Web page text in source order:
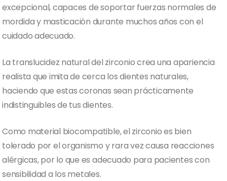
excepcional, capaces de soportar fuerzas normales de
mordida y masticación durante muchos años con el
cuidado adecuado.
La translucidez natural del zirconio crea una apariencia
realista que imita de cerca los dientes naturales,
haciendo que estas coronas sean prácticamente
indistinguibles de tus dientes.
Como material biocompatible, el zirconio es bien
tolerado por el organismo y rara vez causa reacciones
alérgicas, por lo que es adecuado para pacientes con
sensibilidad a los metales.